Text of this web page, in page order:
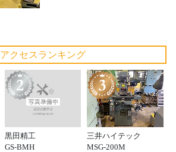
アクセスランキング
黒田精工
GS-BMH
三井ハイテック
MSG-200M